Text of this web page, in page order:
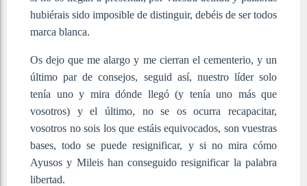
hubiérais sido imposible de distinguir, debéis de ser todos
marca blanca.
Os dejo que me alargo y me cierran el cementerio, y un
último par de consejos, seguid así, nuestro líder solo
tenía uno y mira dónde llegó (y tenía uno más que
vosotros) y el último, no se os ocurra recapacitar,
vosotros no sois los que estáis equivocados, son vuestras
bases, todo se puede resignificar, y si no mira cómo
Ayusos y Mileis han conseguido resignificar la palabra
libertad.